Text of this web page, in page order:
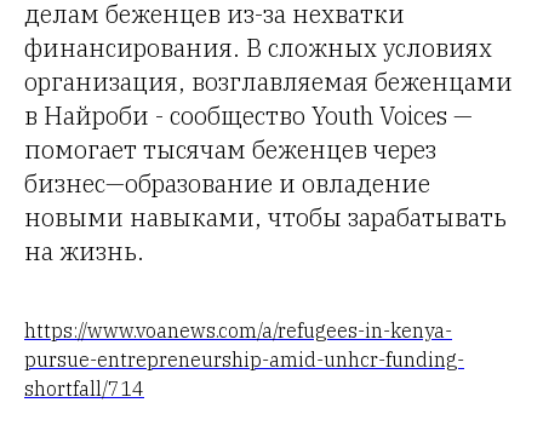
делам беженцев из-за нехватки
финансирования. В сложных условиях
организация, возглавляемая беженцами
в Найроби - сообщество Youth Voices —
помогает тысячам беженцев через
бизнес—образование и овладение
новыми навыками, чтобы зарабатывать
на жизнь.
https://www.voanews.com/a/refugees-in-kenya-
pursue-entrepreneurship-amid-unhcr-funding-
shortfall/714